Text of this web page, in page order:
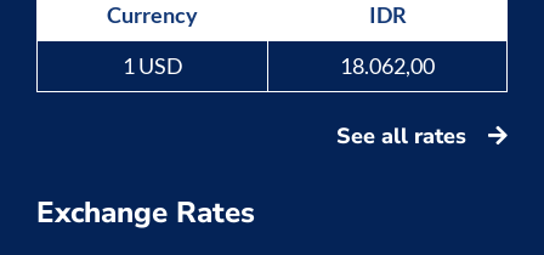
Currency
IDR
1 USD
18.062,00
See all rates
Exchange Rates